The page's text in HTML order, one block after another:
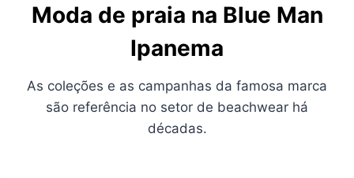
Moda de praia na Blue Man
Ipanema
As coleções e as campanhas da famosa marca
são referência no setor de beachwear há
décadas.